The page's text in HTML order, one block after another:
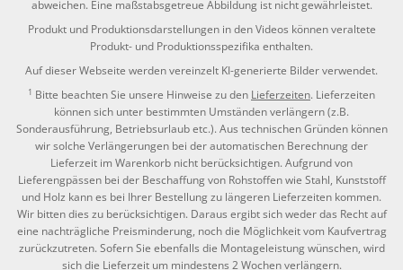
abweichen. Eine maßstabsgetreue Abbildung ist nicht gewährleistet.
Produkt und Produktionsdarstellungen in den Videos können veraltete
Produkt- und Produktionsspezifika enthalten.
Auf dieser Webseite werden vereinzelt KI-generierte Bilder verwendet.
1 Bitte beachten Sie unsere Hinweise zu den Lieferzeiten. Lieferzeiten
können sich unter bestimmten Umständen verlängern (z.B.
Sonderausführung, Betriebsurlaub etc.). Aus technischen Gründen können
wir solche Verlängerungen bei der automatischen Berechnung der
Lieferzeit im Warenkorb nicht berücksichtigen. Aufgrund von
Lieferengpässen bei der Beschaffung von Rohstoffen wie Stahl, Kunststoff
und Holz kann es bei Ihrer Bestellung zu längeren Lieferzeiten kommen.
Wir bitten dies zu berücksichtigen. Daraus ergibt sich weder das Recht auf
eine nachträgliche Preisminderung, noch die Möglichkeit vom Kaufvertrag
zurückzutreten. Sofern Sie ebenfalls die Montageleistung wünschen, wird
sich die Lieferzeit um mindestens 2 Wochen verlängern.